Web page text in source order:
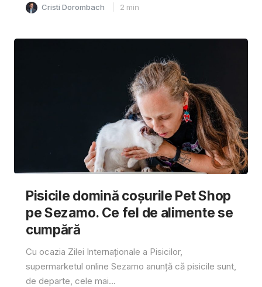
Cristi Dorombach 2 min
Pisicile domină coșurile Pet Shop
pe Sezamo. Ce fel de alimente se
cumpără
Cu ocazia Zilei Internaționale a Pisicilor,
supermarketul online Sezamo anunță că pisicile sunt,
de departe, cele mai...